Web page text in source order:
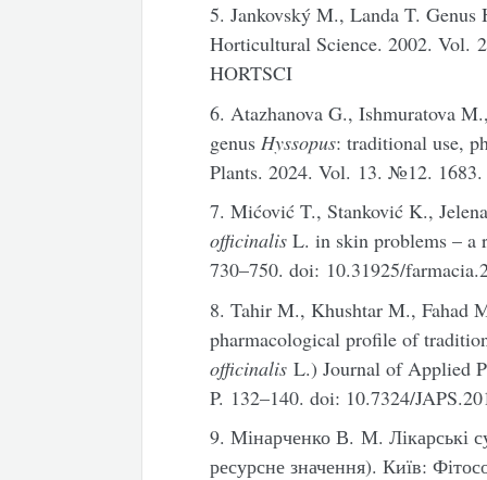
5. Jankovský M., Landa T.
Horticultural Science. 2002. Vol.
HORTSCI
6. Atazhanova G., Ishmuratova
genus Hyssopus: traditional use,
Plants. 2024. Vol. 13. №12.
7. Mićović T., Stanković K.,
officinalis L. in skin problems –
730–750. doi: 10.31925/
8. Tahir M., Khushtar M., Fahad
pharmacological profile of
officinalis L.) Journal of Applied
P. 132–140. doi: 10.7324/
9. Мінарченко В. М. Лікарські
ресурсне значення). Київ: